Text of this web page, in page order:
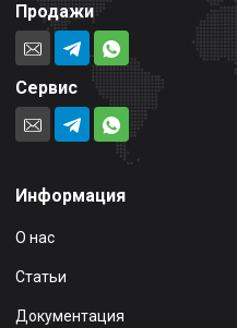
Продажи
Сервис
Информация
О нас
Статьи
Документация